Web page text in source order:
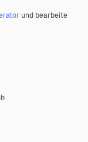
und bearbeite